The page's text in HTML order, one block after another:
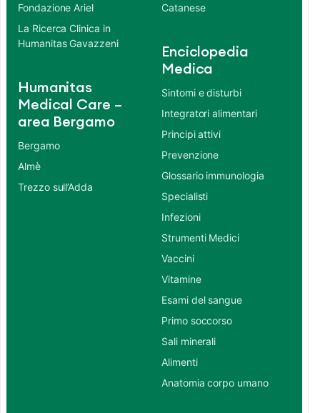
Fondazione Ariel
La Ricerca Clinica in
Humanitas Gavazzeni
Humanitas
Medical Care –
area Bergamo
Bergamo
Almè
Trezzo sull’Adda
Catanese
Enciclopedia
Medica
Sintomi e disturbi
Integratori alimentari
Principi attivi
Prevenzione
Glossario immunologia
Specialisti
Infezioni
Strumenti Medici
Vaccini
Vitamine
Esami del sangue
Primo soccorso
Sali minerali
Alimenti
Anatomia corpo umano